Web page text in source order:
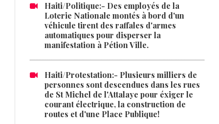
Haiti/Politique:- Des employés de la
Loterie Nationale montés à bord d'un
véhicule tirent des raffales d'armes
automatiques pour disperser la
manifestation à Pétion Ville.
Haiti/Protestation:- Plusieurs milliers de
personnes sont descendues dans les rues
de St Michel de l'Attalaye pour éxiger le
courant électrique, la construction de
routes et d'une Place Publique!